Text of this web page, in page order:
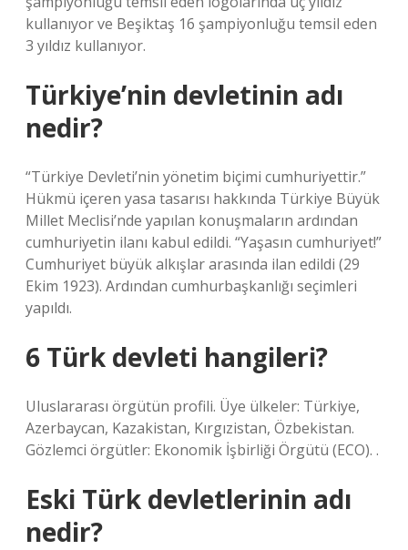
kullanıyor ve Beşiktaş 16 şampiyonluğu temsil eden
3 yıldız kullanıyor.
Türkiye’nin devletinin adı
nedir?
“Türkiye Devleti’nin yönetim biçimi cumhuriyettir.”
Hükmü içeren yasa tasarısı hakkında Türkiye Büyük
Millet Meclisi’nde yapılan konuşmaların ardından
cumhuriyetin ilanı kabul edildi. “Yaşasın cumhuriyet!”
Cumhuriyet büyük alkışlar arasında ilan edildi (29
Ekim 1923). Ardından cumhurbaşkanlığı seçimleri
yapıldı.
6 Türk devleti hangileri?
Uluslararası örgütün profili. Üye ülkeler: Türkiye,
Azerbaycan, Kazakistan, Kırgızistan, Özbekistan.
Gözlemci örgütler: Ekonomik İşbirliği Örgütü (ECO). .
Eski Türk devletlerinin adı
nedir?